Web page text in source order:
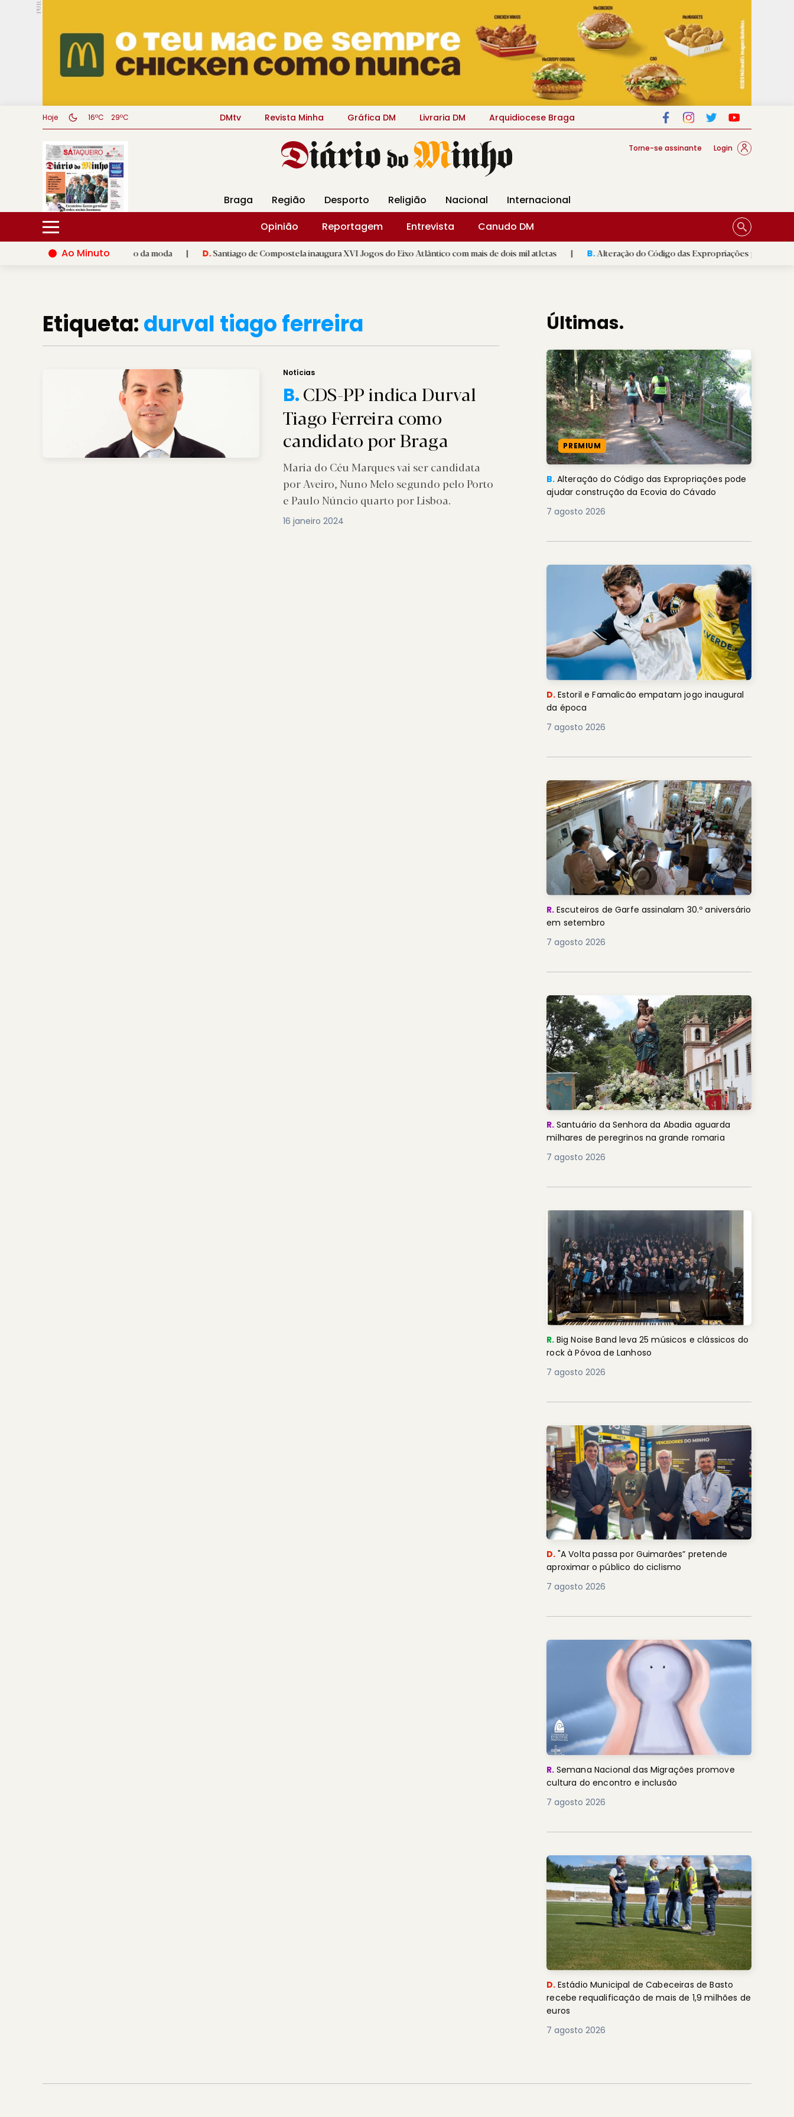
PUB.
Hoje 16ºC 29ºC DMtv Revista Minha Gráfica DM Livraria DM Arquidiocese Braga
Torne-se assinante Login
Braga Região Desporto Religião Nacional
Internacional
Opinião
Reportagem Entrevista
Canudo DM
Ao Minuto
inovação do mundo da moda | D.Santiago de Compostela inaugura XVI Jogos do Eixo Atlântico com mais de dois mil atletas | B.Alteração do Código das Expropriações pode ajudar construção
Etiqueta:durval tiago ferreira
Notícias
B.CDS-PP indica Durval
Tiago Ferreira como
candidato por Braga
Maria do Céu Marques vai ser candidata
por Aveiro, Nuno Melo segundo pelo Porto
e Paulo Núncio quarto por Lisboa.
16 janeiro 2024
Últimas.
PREMIUM
B. Alteração do Código das Expropriações pode
ajudar construção da Ecovia do Cávado
7 agosto 2026
D. Estoril e Famalicão empatam jogo inaugural
da época
7 agosto 2026
R. Escuteiros de Garfe assinalam 30.º aniversário
em setembro
7 agosto 2026
R. Santuário da Senhora da Abadia aguarda
milhares de peregrinos na grande romaria
7 agosto 2026
R. Big Noise Band leva 25 músicos e clássicos do
rock à Póvoa de Lanhoso
7 agosto 2026
D. "A Volta passa por Guimarães” pretende
aproximar o público do ciclismo
7 agosto 2026
R. Semana Nacional das Migrações promove
cultura do encontro e inclusão
7 agosto 2026
D. Estádio Municipal de Cabeceiras de Basto
recebe requalificação de mais de 1,9 milhões de
euros
7 agosto 2026